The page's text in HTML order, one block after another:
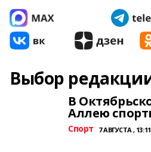
Выбор
В
Аллею
Спорт 7 АВГУСТА , 13:11